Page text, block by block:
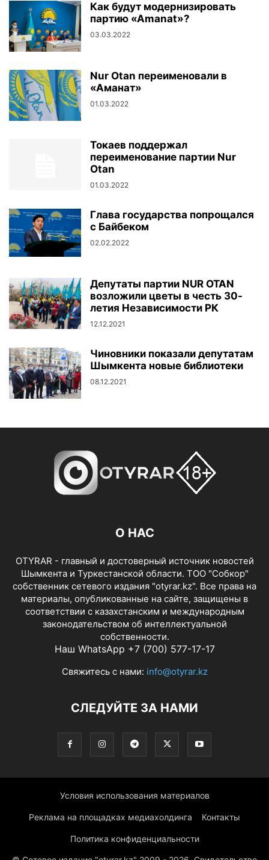
Как будут модернизировать
партию «Аmanat»?
03.03.2022
Nur Otan переименовали в
«Аманат»
01.03.2022
Токаев поддержал
переименование партии Nur
Otan
01.03.2022
Глава государства попрощался
с Байбеком
02.02.2022
Депутаты партии NUR OTAN
возложили цветы в честь 30-
летия Независимости РК
12.12.2021
Чиновники показали депутатам
Шымкента новые библиотеки
08.12.2021
О НАС
OTYRAR - главный и достоверный источник новостей
Шымкента и Туркестанской области. ТОО "Собкор"
собственник сетевого издания "otyrar.kz". Все права на
материалы, опубликованные на сайте, защищены в
соответствии с казахстанским и международным
законодательством об интеллектуальной
собственности.
Наш WhatsApp +7 (700) 577-17-17
Свяжитесь с нами: info@otyrar.kz
СЛЕДУЙТЕ ЗА НАМИ
Условия использования материалов
Реклама на площадках медиахолдинга Контакты
Политика конфиденциальности